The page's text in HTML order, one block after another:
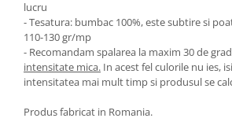
lucru
- Tesatura: bumbac 100%, este subtire si
110-130 gr/mp
- Recomandam spalarea la maxim 30 de
intensitate mica. In acest fel culorile nu ies,
intensitatea mai mult timp si produsul se
Produs fabricat in Romania.